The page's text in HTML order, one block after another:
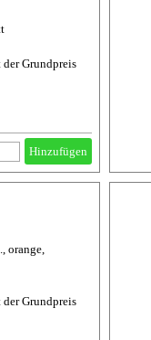
Grundpreis
Hinzufügen
orange,
Grundpreis